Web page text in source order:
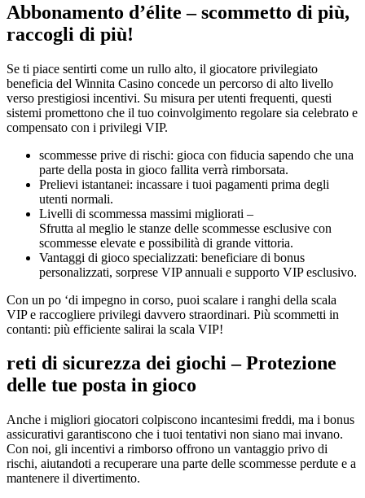
Abbonamento d’élite – scommetto di più,
raccogli di più!
Se ti piace sentirti come un rullo alto, il giocatore privilegiato
beneficia del Winnita Casino concede un percorso di alto livello
verso prestigiosi incentivi. Su misura per utenti frequenti, questi
sistemi promettono che il tuo coinvolgimento regolare sia celebrato e
compensato con i privilegi VIP.
scommesse prive di rischi: gioca con fiducia sapendo che una
parte della posta in gioco fallita verrà rimborsata.
Prelievi istantanei: incassare i tuoi pagamenti prima degli
utenti normali.
Livelli di scommessa massimi migliorati –
Sfrutta al meglio le stanze delle scommesse esclusive con
scommesse elevate e possibilità di grande vittoria.
Vantaggi di gioco specializzati: beneficiare di bonus
personalizzati, sorprese VIP annuali e supporto VIP esclusivo.
Con un po ‘di impegno in corso, puoi scalare i ranghi della scala
VIP e raccogliere privilegi davvero straordinari. Più scommetti in
contanti: più efficiente salirai la scala VIP!
reti di sicurezza dei giochi – Protezione
delle tue posta in gioco
Anche i migliori giocatori colpiscono incantesimi freddi, ma i bonus
assicurativi garantiscono che i tuoi tentativi non siano mai invano.
Con noi, gli incentivi a rimborso offrono un vantaggio privo di
rischi, aiutandoti a recuperare una parte delle scommesse perdute e a
mantenere il divertimento.